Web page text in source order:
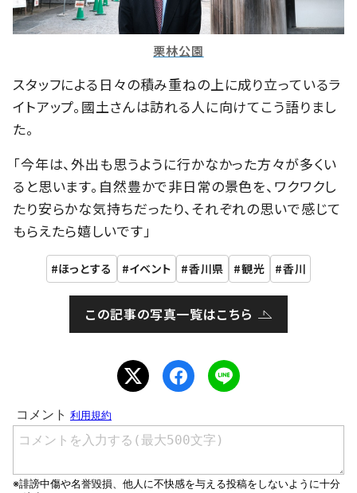
栗林公園
スタッフによる日々の積み重ねの上に成り立っているラ
イトアップ。國土さんは訪れる人に向けてこう語りまし
た。
「今年は、外出も思うように行かなかった方々が多くい
ると思います。自然豊かで非日常の景色を、ワクワクし
たり安らかな気持ちだったり、それぞれの思いで感じて
もらえたら嬉しいです」
ほっとする イベント 香川県 観光 香川
この記事の写真一覧はこちら